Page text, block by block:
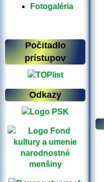
Fotogaléria
Počitadlo
prístupov
Odkazy